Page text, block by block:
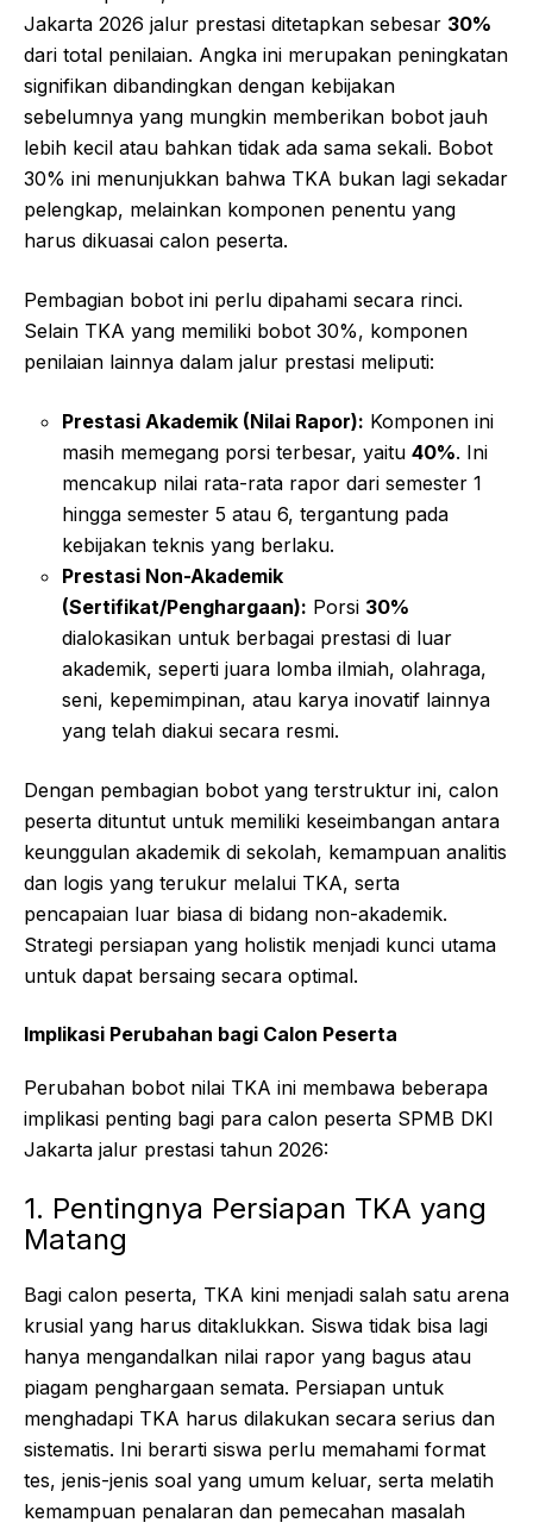
Jakarta 2026 jalur prestasi ditetapkan sebesar 30%
dari total penilaian. Angka ini merupakan peningkatan
signifikan dibandingkan dengan kebijakan
sebelumnya yang mungkin memberikan bobot jauh
lebih kecil atau bahkan tidak ada sama sekali. Bobot
30% ini menunjukkan bahwa TKA bukan lagi sekadar
pelengkap, melainkan komponen penentu yang
harus dikuasai calon peserta.
Pembagian bobot ini perlu dipahami secara rinci.
Selain TKA yang memiliki bobot 30%, komponen
penilaian lainnya dalam jalur prestasi meliputi:
Prestasi Akademik (Nilai Rapor): Komponen ini
masih memegang porsi terbesar, yaitu 40%. Ini
mencakup nilai rata-rata rapor dari semester 1
hingga semester 5 atau 6, tergantung pada
kebijakan teknis yang berlaku.
Prestasi Non-Akademik
(Sertifikat/Penghargaan): Porsi 30%
dialokasikan untuk berbagai prestasi di luar
akademik, seperti juara lomba ilmiah, olahraga,
seni, kepemimpinan, atau karya inovatif lainnya
yang telah diakui secara resmi.
Dengan pembagian bobot yang terstruktur ini, calon
peserta dituntut untuk memiliki keseimbangan antara
keunggulan akademik di sekolah, kemampuan analitis
dan logis yang terukur melalui TKA, serta
pencapaian luar biasa di bidang non-akademik.
Strategi persiapan yang holistik menjadi kunci utama
untuk dapat bersaing secara optimal.
Implikasi Perubahan bagi Calon Peserta
Perubahan bobot nilai TKA ini membawa beberapa
implikasi penting bagi para calon peserta SPMB DKI
Jakarta jalur prestasi tahun 2026:
1. Pentingnya Persiapan TKA yang
Matang
Bagi calon peserta, TKA kini menjadi salah satu arena
krusial yang harus ditaklukkan. Siswa tidak bisa lagi
hanya mengandalkan nilai rapor yang bagus atau
piagam penghargaan semata. Persiapan untuk
menghadapi TKA harus dilakukan secara serius dan
sistematis. Ini berarti siswa perlu memahami format
tes, jenis-jenis soal yang umum keluar, serta melatih
kemampuan penalaran dan pemecahan masalah